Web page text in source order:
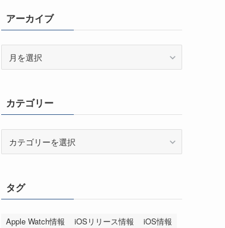
アーカイブ
ブカテゴリー
ータグ
Apple Watch情報 iOSリリース情報
iOS情報